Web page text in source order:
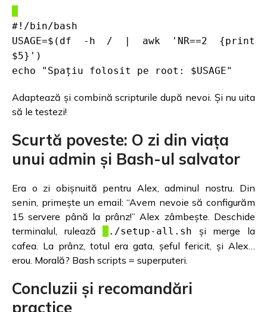
#!/bin/bash
USAGE=$(df -h / | awk 'NR==2 {print
$5}')
echo "Spațiu folosit pe root: $USAGE"
Adaptează și combină scripturile după nevoi. Și nu uita
să le testezi!
Scurtă poveste: O zi din viața
unui admin și Bash-ul salvator
Era o zi obișnuită pentru Alex, adminul nostru. Din
senin, primește un email: “Avem nevoie să configurăm
15 servere până la prânz!” Alex zâmbește. Deschide
terminalul, rulează
./setup-all.sh și merge la
cafea. La prânz, totul era gata, șeful fericit, și Alex…
erou. Morală? Bash scripts = superputeri.
Concluzii și recomandări
practice